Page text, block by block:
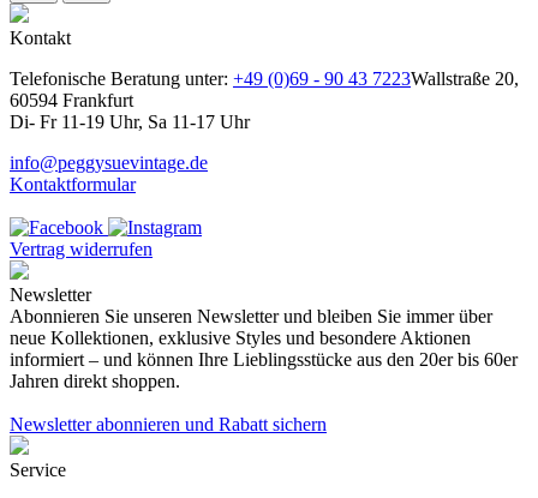
Kontakt
Telefonische Beratung unter: +49 (0)69 - 90 43 7223Wallstraße 20,
60594 Frankfurt
Di- Fr 11-19 Uhr, Sa 11-17 Uhr
info@peggysuevintage.de
Kontaktformular
Vertrag widerrufen
Newsletter
Abonnieren Sie unseren Newsletter und bleiben Sie immer über
neue Kollektionen, exklusive Styles und besondere Aktionen
informiert – und können Ihre Lieblingsstücke aus den 20er bis 60er
Jahren direkt shoppen.
Newsletter abonnieren und Rabatt sichern
Service